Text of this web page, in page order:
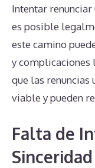
Intentar
es posible
este camino
y complicaciones
que las renuncias
viable y pueden
Falta de